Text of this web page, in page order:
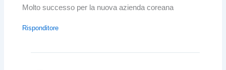
Molto successo per la nuova azienda coreana
Risponditore